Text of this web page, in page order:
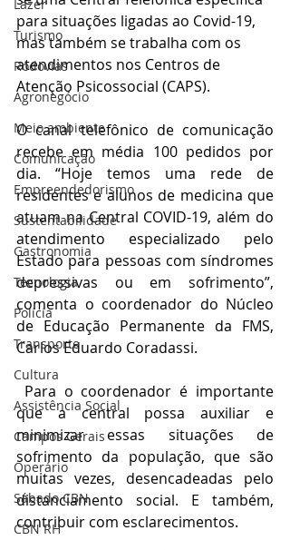
Lazer
Turismo
Rodovias
Agronegócio
Meio ambiente
Comunicação
Empreendedorismo
Sustentabilidade
Gastronomia
Tecnologia
Polícia
Transporte
Cultura
Assistência Social
Campos Gerais
Operário
Sábado CBN
CBN RH
para situações ligadas ao Covid-19,
mas também se trabalha com os
atendimentos nos Centros de
Atenção Psicossocial (CAPS).
O canal telefônico de comunicação
recebe em média 100 pedidos por
dia. “Hoje temos uma rede de
residentes e alunos de medicina que
atuam na Central COVID-19, além do
atendimento especializado pelo
Estado para pessoas com síndromes
depressivas ou em sofrimento”,
comenta o coordenador do Núcleo
de Educação Permanente da FMS,
Carlos Eduardo Coradassi.
Para o coordenador é importante
que a central possa auxiliar e
minimizar essas situações de
sofrimento da população, que são
muitas vezes, desencadeadas pelo
distanciamento social. E também,
contribuir com esclarecimentos.